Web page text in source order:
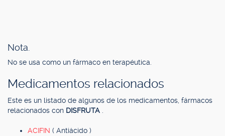
Nota.
No se usa como un fármaco en terapéutica.
Medicamentos relacionados
Este es un listado de algunos de los medicamentos, fármacos
relacionados con DISFRUTA
ACIFIN ( Antiácido )